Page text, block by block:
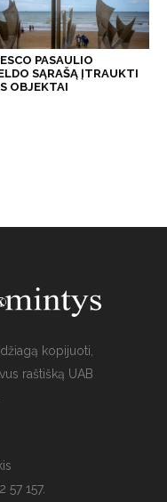
PASAULIO
SĄRAŠĄ ĮTRAUKTI
OBJEKTAI
kopijuoti,
raštišką UAB
57 157.